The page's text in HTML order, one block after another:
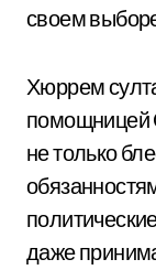
своем
Хюррем
помощницей
не только
даже